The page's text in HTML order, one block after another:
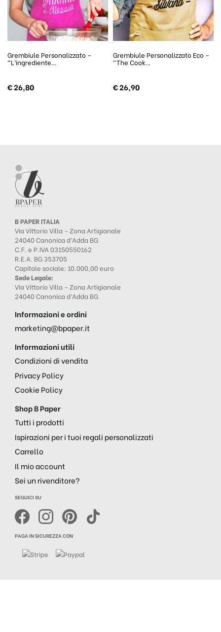
Grembiule Personalizzato –
“L’ingrediente…
€26,80
Grembiule Personalizzato Eco –
“The Cook…
€26,90
B PAPER ITALIA
Via Vittorio Villa – Zona Artigianale
24040 Canonica d’Adda BG
C.F. e P.IVA 03150550162
R.E.A. BG 353705
Capitale sociale: 10.000,00 euro
Sede Legale:
Via Vittorio Villa – Zona Artigianale
24040 Canonica d’Adda BG
Informazioni e ordini
marketing@bpaper.it
Informazioni utili
Condizioni di vendita
Privacy Policy
Cookie Policy
Shop B Paper
Tutti i prodotti
Ispirazioni per i tuoi regali personalizzati
Carrello
Il mio account
Sei un rivenditore?
SEGUICI SU
PAGA IN SICUREZZA CON